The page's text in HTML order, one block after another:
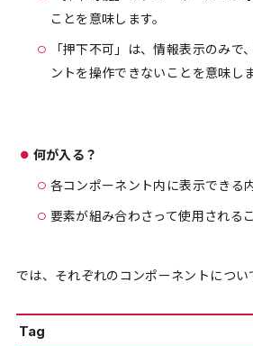
ことを意味します。
「押下不可」は、情報表示のみで
ントを操作できないことを意味しま
何が入る？
各コンポーネント内に表示できる
要素が組み合わさって使用される
では、それぞれのコンポーネントについ
Tag